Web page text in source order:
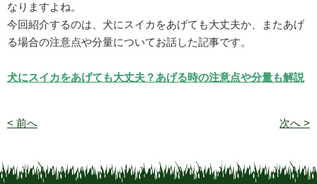
なりますよね。
今回紹介するのは、犬にスイカをあげても大丈夫か、またあげ
る場合の注意点や分量についてお話した記事です。
犬にスイカをあげても大丈夫？あげる時の注意点や分量も解説
< 前へ 次へ >